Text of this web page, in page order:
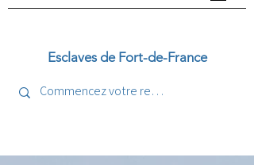
Esclaves de Fort-de-France